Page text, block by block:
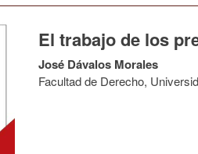
El trabajo de los
José Dávalos Morales
Facultad de Derecho,